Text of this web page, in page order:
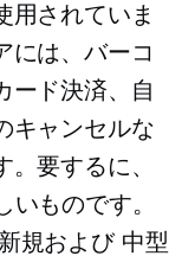
用されていま
には、バーコ
ード決済、自
キャンセルな
要するに、
ものです。
新規および 中型